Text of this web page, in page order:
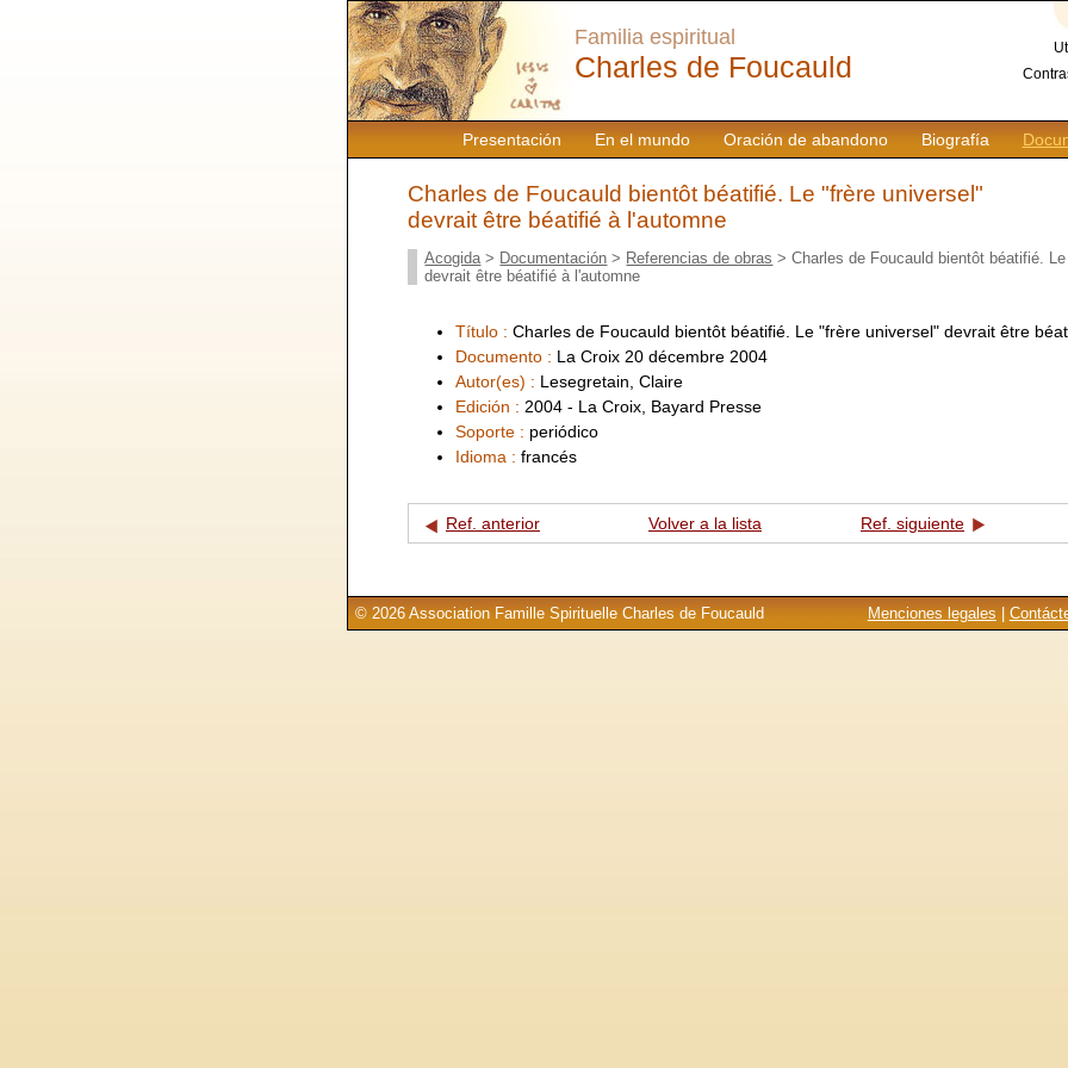
Presentación En el mundo Oración de abandono Biografía
Familia espiritual
Charles de Foucauld
Charles de Foucauld bientôt béatifié. Le "frère universel"
devrait être béatifié à l'automne
Acogida > Documentación > Referencias de obras > Charles de Foucauld bientôt béatifié.
devrait être béatifié à l'automne
Título : Charles de Foucauld bientôt béatifié. Le "frère universel" devrait être
Documento : La Croix 20 décembre 2004
Autor(es) : Lesegretain, Claire
Edición : 2004 - La Croix, Bayard Presse
Soporte : periódico
Idioma : francés
Ref. anterior Volver a la lista Ref. siguiente
Menciones legales
© 2026 Association Famille Spirituelle Charles de Foucauld